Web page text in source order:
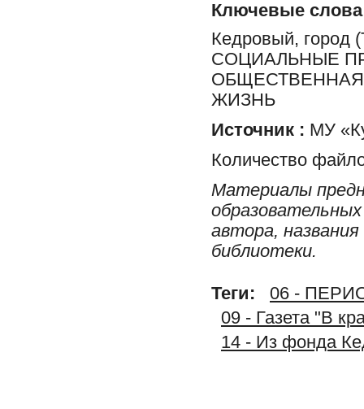
Ключевые слова
Кедровый,
СОЦИАЛЬНЫЕ
ЖИЗНЬ
Источник : МУ
Количество
Материалы
автора,
библиотеки.
Теги:
06 -
09 - Газета "В
14 - Из фонда